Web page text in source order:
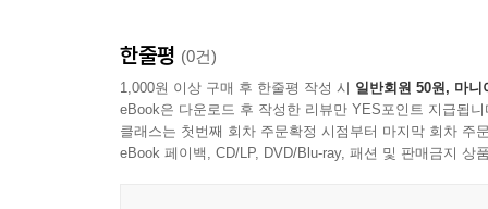
한줄평 (0건)
1,000원 이상 구매 후 한줄평 작성 시 일반회원 50원, 마니
eBook은 다운로드 후 작성한 리뷰만 YES포인트 지급됩니
클래스는 첫번째 회차 주문확정 시점부터 마지막 회차 주
eBook 페이백, CD/LP, DVD/Blu-ray, 패션 및 판매금지 상